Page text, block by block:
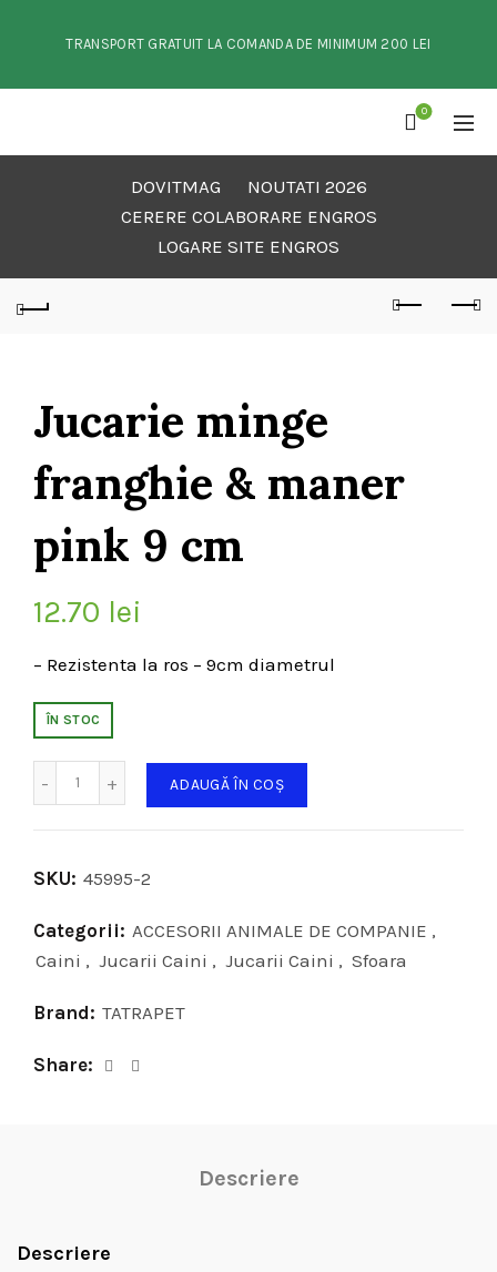
TRANSPORT GRATUIT LA COMANDA DE MINIMUM 200 LEI
0
DOVITMAG
NOUTATI 2026
CERERE COLABORARE ENGROS
LOGARE SITE ENGROS
Jucarie minge
franghie & maner
pink 9 cm
12.70 lei
– Rezistenta la ros – 9cm diametrul
ÎN STOC
ADAUGĂ ÎN COȘ
SKU: 45995-2
Categorii: ACCESORII ANIMALE DE COMPANIE ,
Caini , Jucarii Caini , Jucarii Caini , Sfoara
Brand: TATRAPET
Share
Descriere
Descriere